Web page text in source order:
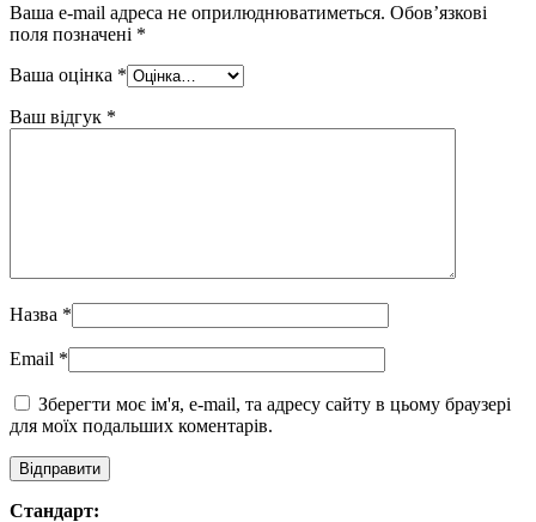
Ваша e-mail адреса не оприлюднюватиметься. Обов’язкові
поля позначені *
Ваша оцінка *
Ваш відгук *
Назва *
Email *
Зберегти моє ім'я, e-mail, та адресу сайту в цьому браузері
для моїх подальших коментарів.
Стандарт: